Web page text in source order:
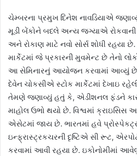
ચેમ્બરના પ્રમુખ દિનેશ નાવડિયાએ
મૂડી બેંકોને બદલે અન્ય જગ્યાએ રોકવાની
અને રોકાણ માટે નવો સોર્સ શોધી રહયા
માર્કેટમાં જે પ્રકારની મુવમેન્ટ છે તેનો
આ સેમિનારનું આયોજન કરવામાં આવ્યું
દેવેન ચોકસીએ સ્ટોક માર્કેટમાં દેખાઇ
તેમણે જણાવ્યું હતું કે, એડીશનલ ફંડને
માહોલ ઉભો થયો છે. વિશ્વમાં ક્રાઇસિસ
એસેટમાં જાય છે. ભારતમાં હવે
ઇન્ફ્રાસ્ટ્રકચરની દૃષ્ટિએ સી રૂટ,
કરવામાં આવી રહયા છે. ઇકોનોમીમાં